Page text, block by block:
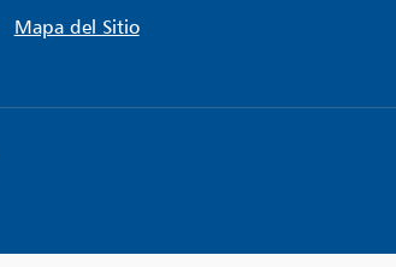
Mapa del Sitio